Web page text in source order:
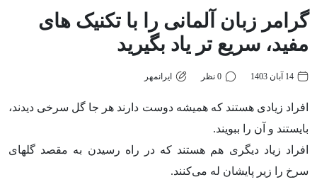
گرامر زبان آلمانی را با تکنیک های
مفید، سریع تر یاد بگیرید
14 آبان 1403 0 نظر ایرانمهر
افراد زیادی هستند که همیشه دوست دارند هر جا گل سرخی دیدند،
بایستند و آن را ببویند.
افراد زیاد دیگری هم هستند که در راه رسیدن به مقصد گل­های
سرخ را زیر پایشان له می‌­کنند.